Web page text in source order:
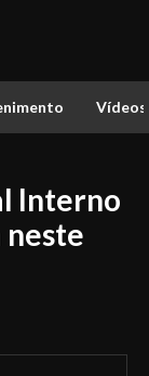
Vídeos
Interno